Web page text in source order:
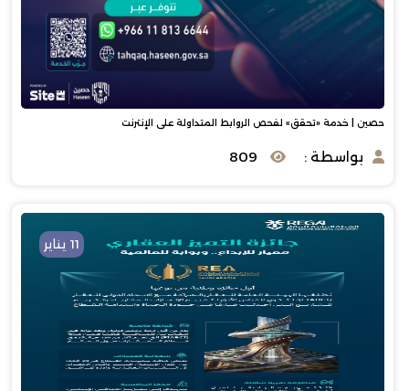
حصين | خدمة «تحقق» لفحص الروابط المتداولة على الإنترنت
بواسطة : 809
11 يناير